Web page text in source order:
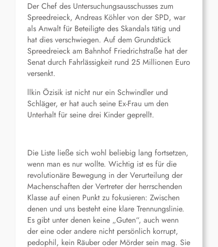
Der Chef des Untersuchungsausschusses zum
Spreedreieck, Andreas Köhler von der SPD, war
als Anwalt für Beteiligte des Skandals tätig und
hat dies verschwiegen. Auf dem Grundstück
Spreedreieck am Bahnhof Friedrichstraße hat der
Senat durch Fahrlässigkeit rund 25 Millionen Euro
versenkt.
llkin Özisik ist nicht nur ein Schwindler und
Schläger, er hat auch seine Ex-Frau um den
Unterhalt für seine drei Kinder geprellt.
Die Liste ließe sich wohl beliebig lang fortsetzen,
wenn man es nur wollte. Wichtig ist es für die
revolutionäre Bewegung in der Verurteilung der
Machenschaften der Vertreter der herrschenden
Klasse auf einen Punkt zu fokusieren: Zwischen
denen und uns besteht eine klare Trennungslinie.
Es gibt unter denen keine „Guten“, auch wenn
der eine oder andere nicht persönlich korrupt,
pedophil, kein Räuber oder Mörder sein mag. Sie